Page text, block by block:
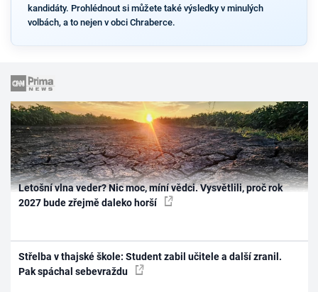
kandidáty. Prohlédnout si můžete také výsledky v minulých
volbách, a to nejen v obci Chraberce.
Letošní vlna veder? Nic moc, míní vědci. Vysvětlili, proč rok
2027 bude zřejmě daleko horší
Střelba v thajské škole: Student zabil učitele a další zranil.
Pak spáchal sebevraždu